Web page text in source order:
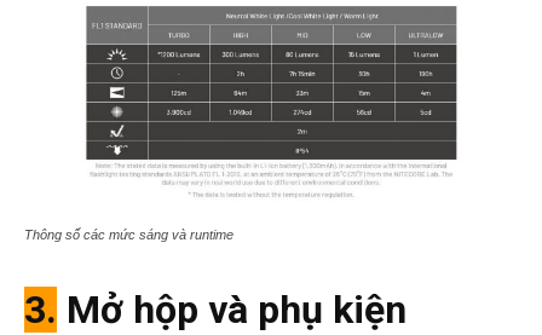
Thông số các mức sáng và runtime
3. Mở hộp và phụ kiện